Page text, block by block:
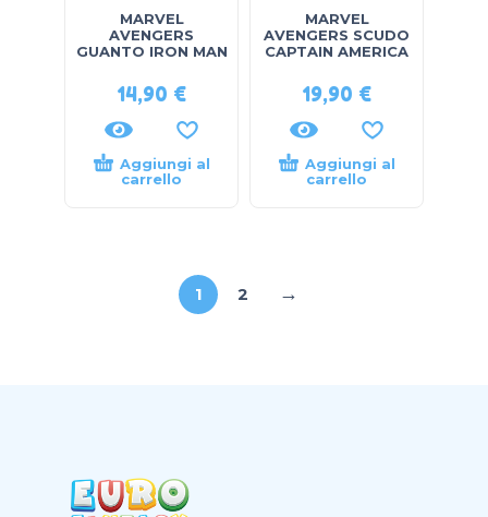
MARVEL
AVENGERS
GUANTO IRON MAN
14,90 €
Aggiungi al
carrello
MARVEL
AVENGERS SCUDO
CAPTAIN AMERICA
19,90 €
Aggiungi al
carrello
1 2 →